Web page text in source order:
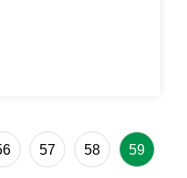
57 58 59